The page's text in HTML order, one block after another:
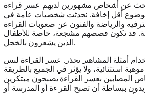
عن أشخاص مشهورين لديهم عسر قراءة
أقل إخافة. تحدثت شخصيات عامة في
والرياضة والفنون عن صعوبات القراءة
قد تكون قصصهم مشجعة، خاصة للأطفال
الذين يشعرون بالخجل.
أمثلة المشاهير بحذر. عسر القراءة ليس
استثنائية، ولا يؤثر في الجميع بالطريقة
المصابين بعسر القراءة يصبحون مبتكرين
ببساطة أن تصبح القراءة أو المدرسة أو